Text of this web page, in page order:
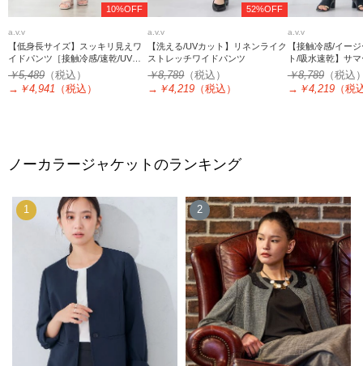
10%OFF
a.v.v
【低身長サイズ】スッキリ見えワ
イドパンツ［接触冷感/速乾/UVカ
ット/イージーケア］
￥5,489 （税込）
→ ￥4,941 （税込）
52%OFF
a.v.v
【洗える/UVカット】リネンライク
ストレッチワイドパンツ
￥8,789（税込）
→ ￥4,219 （税込）
a.v.v
【接触冷感/イー
ト/吸水速乾】サ
イドパンツ
￥8,789（税込
→ ￥4,219（税
ノーカラージャケットのランキング
1 2